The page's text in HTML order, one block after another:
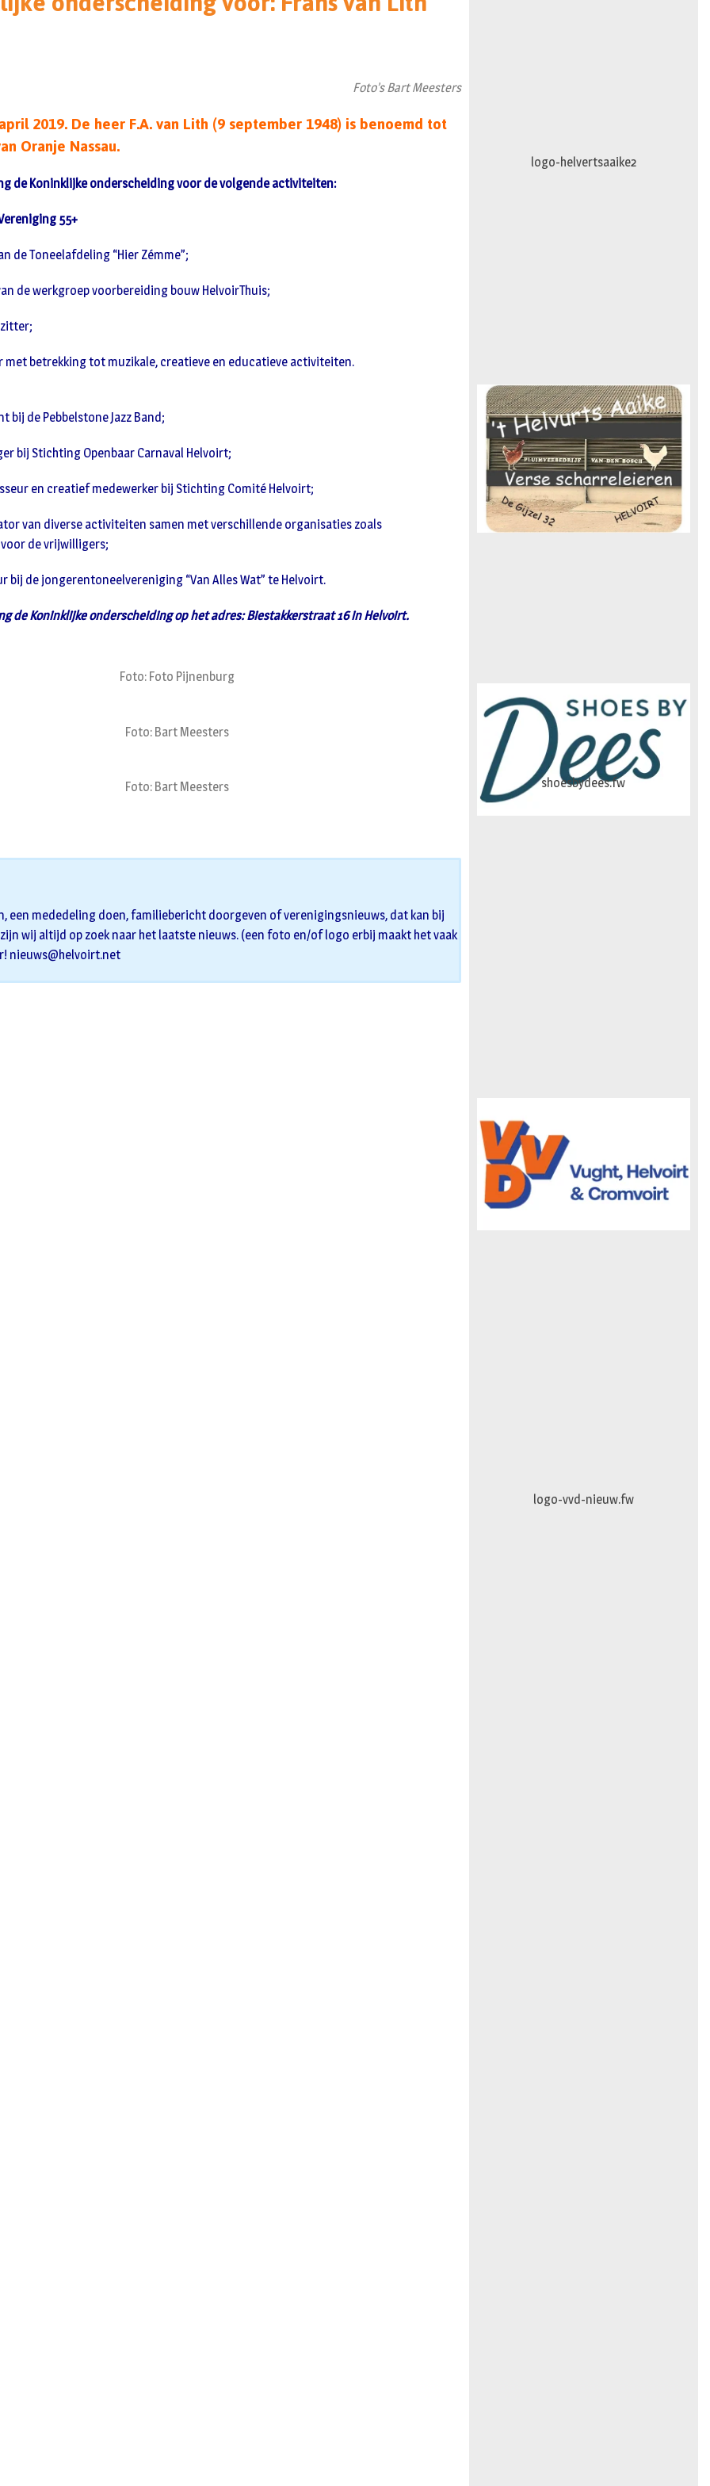
Foto’s Bart Meesters
2019. De heer F.A. van Lith (9 september 1948) is benoemd tot
Oranje Nassau.
de Koninklijke onderscheiding voor de volgende activiteiten:
55+
de Toneelafdeling “Hier Zémme”;
de werkgroep voorbereiding bouw HelvoirThuis;
met betrekking tot muzikale, creatieve en educatieve activiteiten.
bij de Pebbelstone Jazz Band;
bij Stichting Openbaar Carnaval Helvoirt;
en creatief medewerker bij Stichting Comité Helvoirt;
van diverse activiteiten samen met verschillende organisaties zoals
de vrijwilligers;
bij de jongerentoneelvereniging “Van Alles Wat” te Helvoirt.
de Koninklijke onderscheiding op het adres: Biestakkerstraat 16 in Helvoirt.
Foto: Foto Pijnenburg
Foto: Bart Meesters
Foto: Bart Meesters
een mededeling doen, familiebericht doorgeven of verenigingsnieuws, dat kan bij
zijn wij altijd op zoek naar het laatste nieuws. (een foto en/of logo erbij maakt het vaak
nieuws@helvoirt.net
hoogaars
logo-studiebegeleidinghelvoirt
Puur-en-Pracht